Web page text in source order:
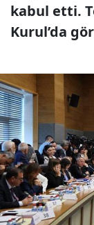
kabul etti.
Kurul’da